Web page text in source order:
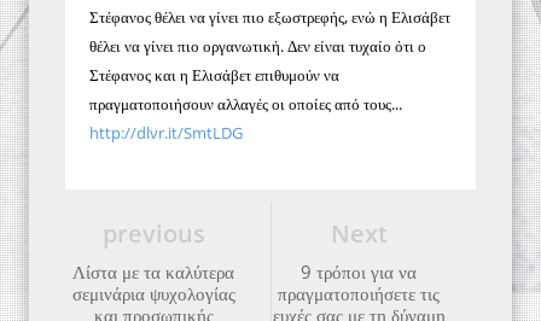
Στέφανος θέλει να γίνει πιο εξωστρεφής, ενώ η Ελισάβετ
θέλει να γίνει πιο οργανωτική. Δεν είναι τυχαίο ότι ο
Στέφανος και η Ελισάβετ επιθυμούν να
πραγματοποιήσουν αλλαγές οι οποίες από τους...
http://dlvr.it/SmtLDG
Next
9 τρόποι για να
πραγματοποιήσετε τις
ευχές σας με τη δύναμη
previous
Λίστα με τα καλύτερα
σεμινάρια ψυχολογίας
και προσωπικής